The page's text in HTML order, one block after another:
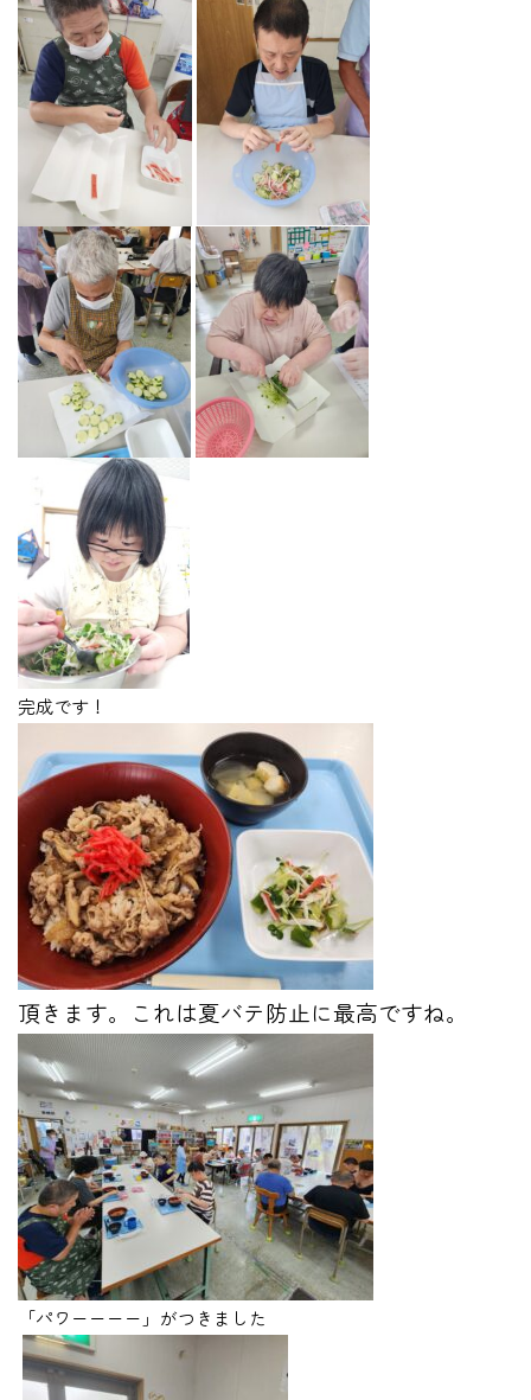
完成です！
頂きます。これは夏バテ防止に最高ですね。
「パワーーーー」がつきました